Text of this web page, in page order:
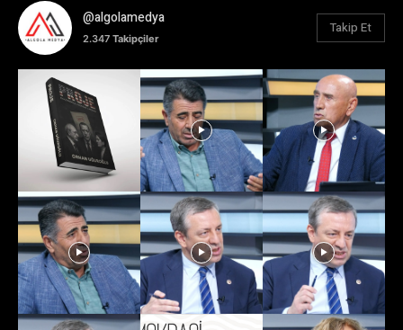
@algolamedya
2.347 Takipçiler
Takip Et